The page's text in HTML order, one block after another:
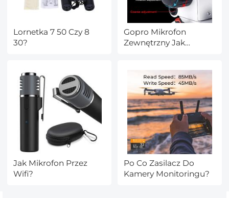
Lornetka 7 50 Czy 8
30?
Gopro Mikrofon
Zewnętrzny Jak
Jak Mikrofon Przez
Wifi?
Po Co Zasilacz Do
Kamery Monitoringu?